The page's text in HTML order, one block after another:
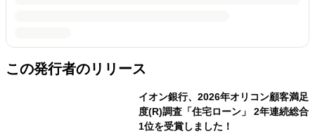
この発行者のリリース
イオン銀行、2026年オリコン顧客満足
度(R)調査「住宅ローン」 2年連続総合
1位を受賞しました！